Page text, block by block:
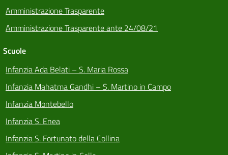
Amministrazione Trasparente
Amministrazione Trasparente ante 24/08/21
Scuole
Infanzia Ada Belati – S. Maria Rossa
Infanzia Mahatma Gandhi – S. Martino in Campo
Infanzia Montebello
Infanzia S. Enea
Infanzia S. Fortunato della Collina